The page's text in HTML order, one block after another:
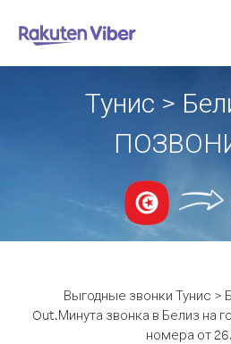
Тунис >
Выгодные звонки Тунис >
Out.Минута звонка в Белиз на
номера от